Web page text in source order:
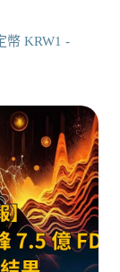
幣 KRW1 -